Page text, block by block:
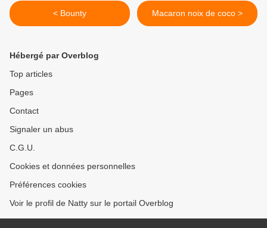
< Bounty Macaron noix de coco >
Hébergé par Overblog
Top articles
Pages
Contact
Signaler un abus
C.G.U.
Cookies et données personnelles
Préférences cookies
Voir le profil de Natty sur le portail Overblog